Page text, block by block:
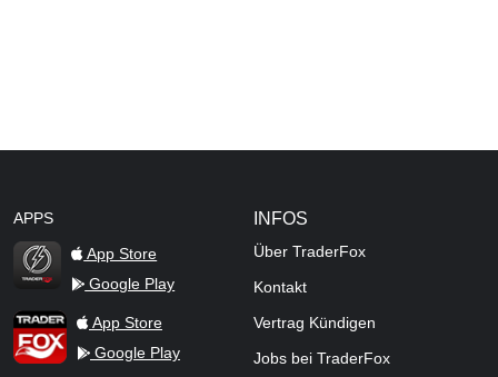
APPS
TraderFox Flash
App Store
Google Play
TraderFox AppApp Store
Google Play
INFOS
Über TraderFox
Kontakt
Vertrag Kündigen
Jobs bei TraderFox